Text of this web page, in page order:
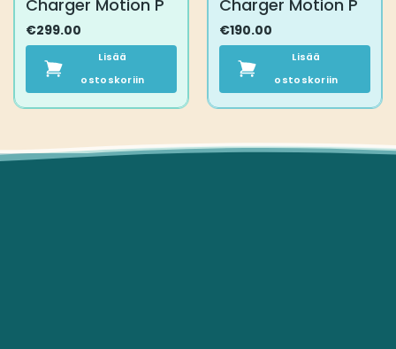
Charger Motion P
€299.00
Lisää
ostoskoriin
Charger Motion P
€190.00
Lisää
ostoskoriin